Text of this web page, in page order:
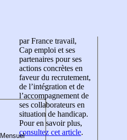
par France travail,
Cap emploi et ses
partenaires pour ses
actions concrètes en
faveur du recrutement,
de l’intégration et de
l’accompagnement de
ses collaborateurs en
situation de handicap.
Pour en savoir plus,
consultez cet article.